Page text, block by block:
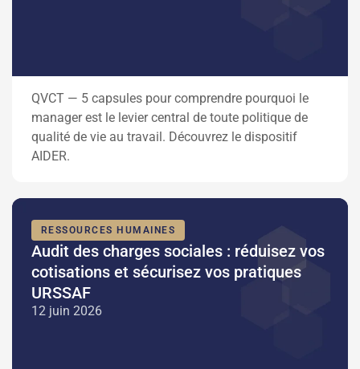
QVCT — 5 capsules pour comprendre pourquoi le
manager est le levier central de toute politique de
qualité de vie au travail. Découvrez le dispositif
AIDER.
RESSOURCES HUMAINES
Audit des charges sociales : réduisez vos
cotisations et sécurisez vos pratiques
URSSAF
12 juin 2026